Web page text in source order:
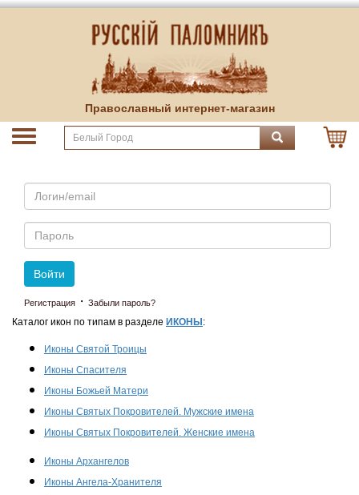
Православный интернет-магазин
Email
Пароль
Войти
Регистрация · Забыли пароль?
Каталог икон по типам в разделе ИКОНЫ :
Иконы Святой Троицы
Иконы Спасителя
Иконы Божьей Матери
Иконы Святых Покровителей. Мужские имена
Иконы Святых Покровителей. Женские имена
Иконы Архангелов
Иконы Ангела-Хранителя